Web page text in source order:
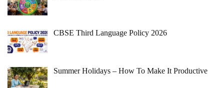
CBSE Third Language Policy 2026
Summer Holidays – How To Make It Productive